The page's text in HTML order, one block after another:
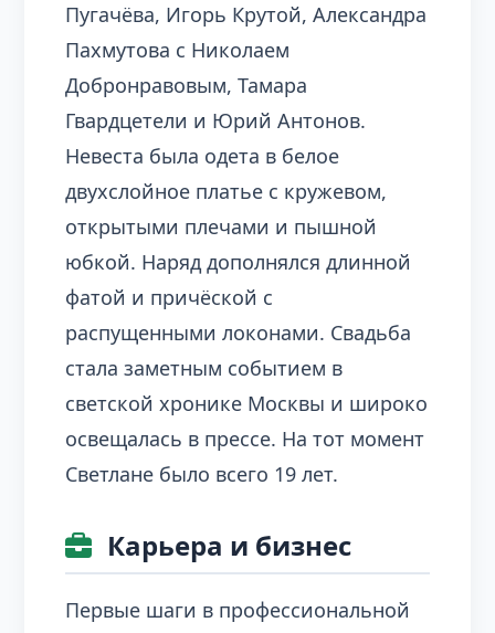
Пугачёва, Игорь Крутой, Александра
Пахмутова с Николаем
Добронравовым, Тамара
Гвардцетели и Юрий Антонов.
Невеста была одета в белое
двухслойное платье с кружевом,
открытыми плечами и пышной
юбкой. Наряд дополнялся длинной
фатой и причёской с
распущенными локонами. Свадьба
стала заметным событием в
светской хронике Москвы и широко
освещалась в прессе. На тот момент
Светлане было всего 19 лет.
Карьера и бизнес
Первые шаги в профессиональной